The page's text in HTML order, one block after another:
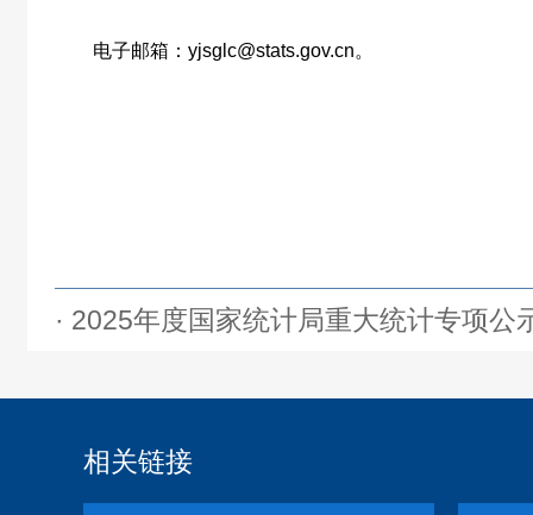
电子邮箱： yjsglc@stats.gov.cn。
· 2025年度国家统计局重大统计专项公
相关链接